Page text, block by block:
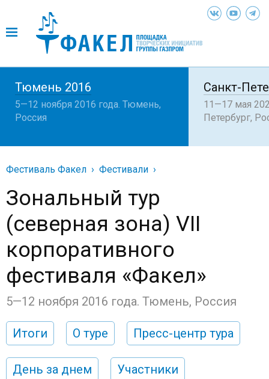
Санкт-
11—17 мая
Петербург,
Тюмень 2016
5—12 ноября 2016 года. Тюмень,
Россия
Фестиваль Факел Фестивали
Зональный тур
(северная зона) VII
корпоративного
фестиваля «Факел»
5—12 ноября 2016 года. Тюмень, Россия
Итоги О туре Пресс-центр тура
День за днем Участники